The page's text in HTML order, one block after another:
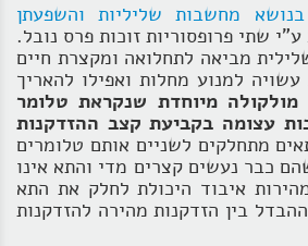
מחשבות שליליות והשפעתן
שתי פרופסוריות זוכות פרס נובל.
מביאה לתחלואה ומקצרת חיים
למנוע מחלות ואפילו להאריך
מולקולה מיוחדת שנקראת טלומר
עצומה בקביעת קצב ההזדקנות
מתחלקים לשניים אותם טלומרים
כבר נעשים קצרים מדי והתא אינו
איבוד היכולת לחלק את התא
בין הזדקנות מהירה להזדקנות